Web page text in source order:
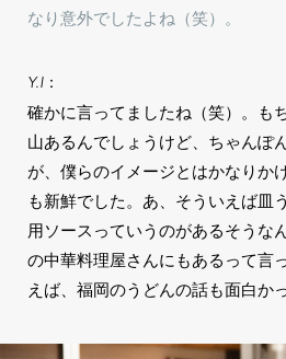
なり意外でしたよね（笑）。
Y.I：
確かに言ってましたね（笑）。も
山あるんでしょうけど、ちゃんぽ
が、僕らのイメージとはかなりか
も新鮮でした。あ、そういえば皿
用ソースっていうのがあるそうな
の中華料理屋さんにもあるって言
えば、福岡のうどんの話も面白か